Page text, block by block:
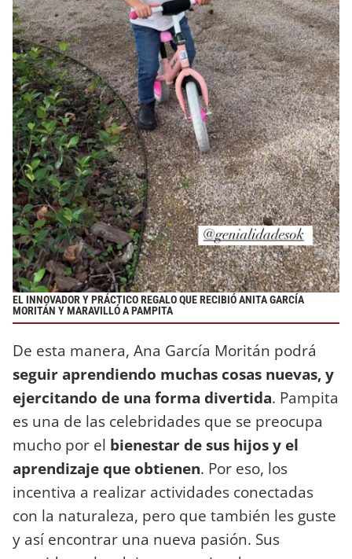
EL INNOVADOR Y PRÁCTICO REGALO QUE RECIBIÓ ANITA GARCÍA
MORITÁN Y MARAVILLÓ A PAMPITA
De esta manera, Ana García Moritán podrá
seguir aprendiendo muchas cosas nuevas, y
ejercitando de una forma divertida. Pampita
es una de las celebridades que se preocupa
mucho por el bienestar de sus hijos y el
aprendizaje que obtienen. Por eso, los
incentiva a realizar actividades conectadas
con la naturaleza, pero que también les guste
y así encontrar una nueva pasión. Sus